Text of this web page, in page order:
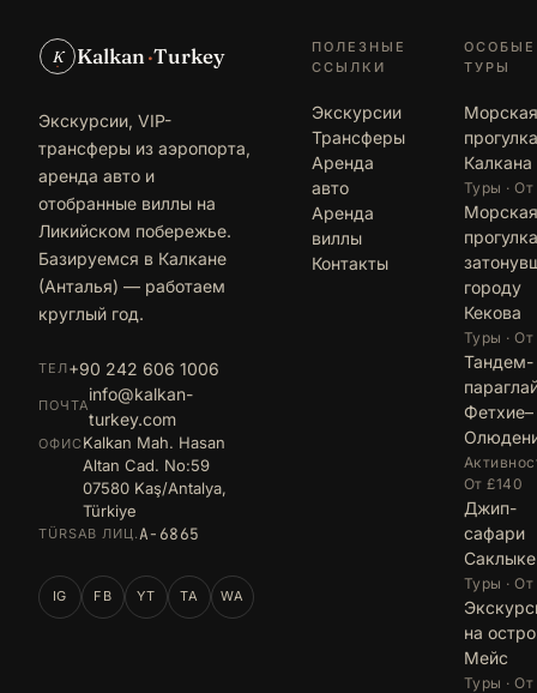
K Kalkan·Turkey
Экскурсии, VIP-
трансферы из аэропорта,
аренда авто и
отобранные виллы на
Ликийском побережье.
Базируемся в Калкане
(Анталья) — работаем
круглый год.
ТЕЛ+90 242 606 1006
ПОЧТА
info@kalkan-
turkey.com
ОФИС Kalkan Mah. Hasan
Altan Cad. No:59
07580 Kaş/Antalya,
Türkiye
TÜRSAB ЛИЦ.A-6865
IG FB YT TA WA
ПОЛЕЗНЫЕ
ССЫЛКИ
Экскурсии
Трансферы
Аренда
авто
Аренда
виллы
Контакты
ОСОБЫЕ
ТУРЫ
Морская
Калкана
Туры ·
Морская
городу
Кекова
Туры ·
Тандем-
Фетхие–
От £140
Джип-
сафари
Туры ·
на
Мейс
Туры ·